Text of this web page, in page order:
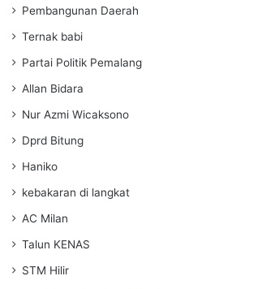
Pembangunan Daerah
Ternak babi
Partai Politik Pemalang
Allan Bidara
Nur Azmi Wicaksono
Dprd Bitung
Haniko
kebakaran di langkat
AC Milan
Talun KENAS
STM Hilir